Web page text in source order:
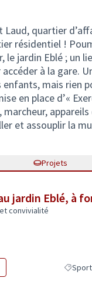
Laud, quartier
résidentiel !
le jardin Eblé ; un
à la gare.
enfants, mais rien
en place d’«
et assouplir la
Projets
jardin Eblé, à
convivialité
Filtrer